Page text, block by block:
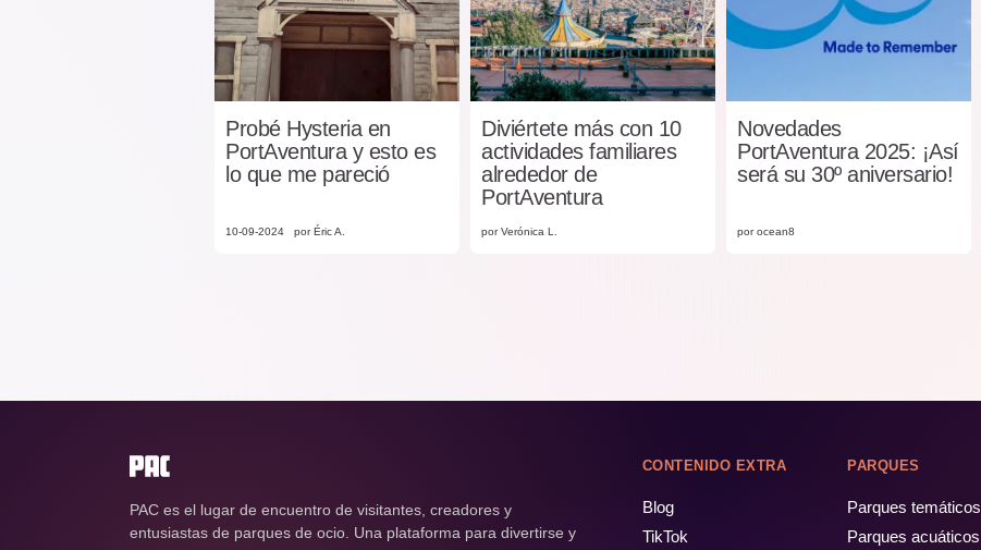
Probé Hysteria en
PortAventura y esto es
lo que me pareció
10-09-2024 por Éric A.
Diviértete más con 10
actividades familiares
alrededor de
PortAventura
por Verónica L.
Novedades
PortAventura 2025: ¡Así
será su 30º aniversario!
por ocean8
PAC es el lugar de encuentro de visitantes, creadores y
entusiastas de parques de ocio. Una plataforma para divertirse y
CONTENIDO EXTRA
Blog
TikTok
PARQUES
Parques temáticos
Parques acuáticos